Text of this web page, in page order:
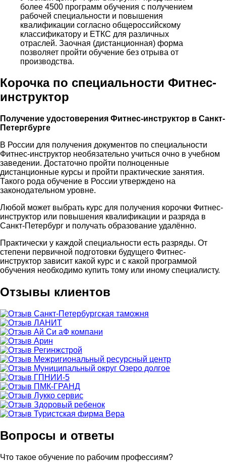
более 4500 программ обучения с получением
рабочей специальности и повышения
квалификации согласно общероссийскому
классификатору и ЕТКС для различных
отраслей. Заочная (дистанционная) форма
позволяет пройти обучение без отрыва от
производства.
Корочка по специальности Фитнес-
инструктор
Получение удостоверения Фитнес-инструктор в Санкт-
Петергбурге
В России для получения документов по специальности
Фитнес-инструктор необязательно учиться очно в учебном
заведении. Достаточно пройти полноценные
дистанционные курсы и пройти практические занятия.
Такого рода обучение в России утверждено на
законодательном уровне.
Любой может выбрать курс для получения корочки Фитнес-
инструктор или повышения квалификации и разряда в
Санкт-Петербург и получать образование удалённо.
Практически у каждой специальности есть разряды. От
степени первичной подготовки будущего Фитнес-
инструктор зависит какой курс и с какой программой
обучения необходимо купить тому или иному специалисту.
Отзывы клиентов
Вопросы и ответы
Что такое обучение по рабочим профессиям?